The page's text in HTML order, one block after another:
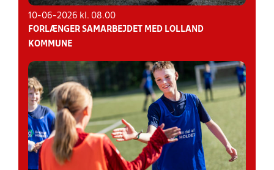
10-06-2026 kl. 08.00
FORLÆNGER SAMARBEJDET MED LOLLAND
KOMMUNE